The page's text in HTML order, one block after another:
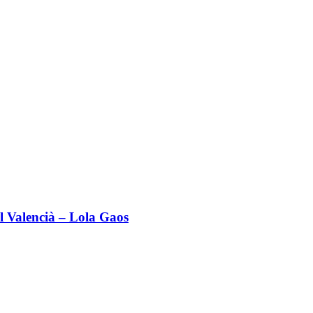
Valencià – Lola Gaos